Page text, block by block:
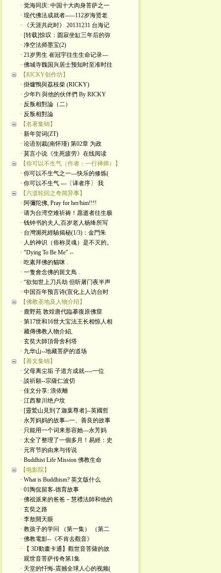
· 觉海同庆: 中国十大肉身菩萨之一
· 现代佛法成就者-----112岁海贤老
· 《天涯共此时》 20131231 台海记
· [转载]惊叹：圆寂坐缸三年后的弥
· 净空法师墨宝(2)
· 21岁男生 崔冠宇往生生命记录---
· 佛城寺魏国兴居士预知时至准时往
【RICKY创作坊】
· 掛爐鴨與荔枝柴 (RICKY)
· 少年Pi 與他的伙伴們 By RICKY
· 反叛相對論（二）
· 反叛相對論
【名著集锦】
· 新年贺词(ZT)
· 论语别裁(南怀瑾) 第02章 为政
· 莫言小说《生死疲劳》在线阅读
【你可以不生气（作者：一行禅师）】
· 你可以不生气之一---快乐的修炼(
· 你可以不生气 ---〔译者序〕 我
【六道轮回之奇闻异事】
· 阿彌陀佛, Pray for her/him!!!!
· 请为台湾空难祈祷！愿逝者往生极
· 钱钟书的夫人,百岁老人杨绛所写
· 台灣瀕死經驗揭秘(1/3)：金門朱
· 人的神识（俗称灵魂）是不灭的。
· "Dying To Be Me" --
· 吃素拜佛的貓咪 .
· 一隻會念佛的斑文鳥 .
· “欲知世上刀兵劫 但听屠门夜半声
· 中国百年预言诗(宣化上人访台时
【佛教圣地及人物介绍】
· 鹿野苑 敦煌唐代臨摹復原佛窟
· 第17世和16世大宝法王长相惊人相
· 藏傳佛教人物介紹,
· 玄奘大師頂骨舍利塔
· 九华山--地藏菩萨的道场
【善文集锦】
· 父母离尘垢 子道方成就----一位
· 談祈願--宗薩仁波切
· 佳文分享: 浪依離
· 江西黎川绝户坟
· [靈鷲山見到了迦葉尊者]--英國哲
· 永芳妈妈的故事--一、善良的故事
· 只能用一个词来形容她---永芳妈
· 太全了整理了一個多月！易經：史
· 元宵节的由来与传说
· Buddhist Life Mission 佛教生命
【电影院】
· What is Buddhism? 英文版什么
· 01陶侃留客-德育故事
· 佛祖派來的爸爸－慧禮法師和他的
· 玄奘之路
· 李敖開天眼
· 教孩子的学问 （第一集） （第二
· 佛教電影--《不肯去觀音》
· 【 3D動畫卡通】觀世音菩薩的故
· 观世音菩萨传奇第1集
· 天堂的忏悔-震撼全球人心的视频(